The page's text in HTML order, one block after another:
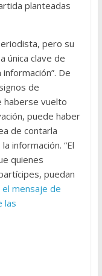
planteadas
pero su
única clave de
De
de
haberse vuelto
puede haber
de contarla
información. “El
quienes
puedan
el mensaje de
las